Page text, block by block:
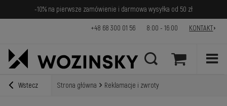
-10% na pierwsze zamówienie i darmowa wysyłka od 50 zł
+48 68 300 01 56 8:00 - 16:00 KONTAKT
Wstecz Strona główna Reklamacje i zwroty